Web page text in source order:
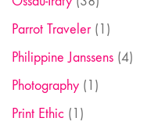
Parrot Traveler(1)
Philippine Janssens (4)
Photography (1)
Print Ethic (1)